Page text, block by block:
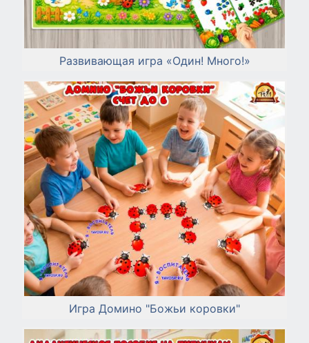
Развивающая игра «Один! Много!»
Игра Домино "Божьи коровки"